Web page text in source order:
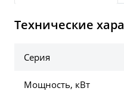
Технические
Серия
Мощность, кВт